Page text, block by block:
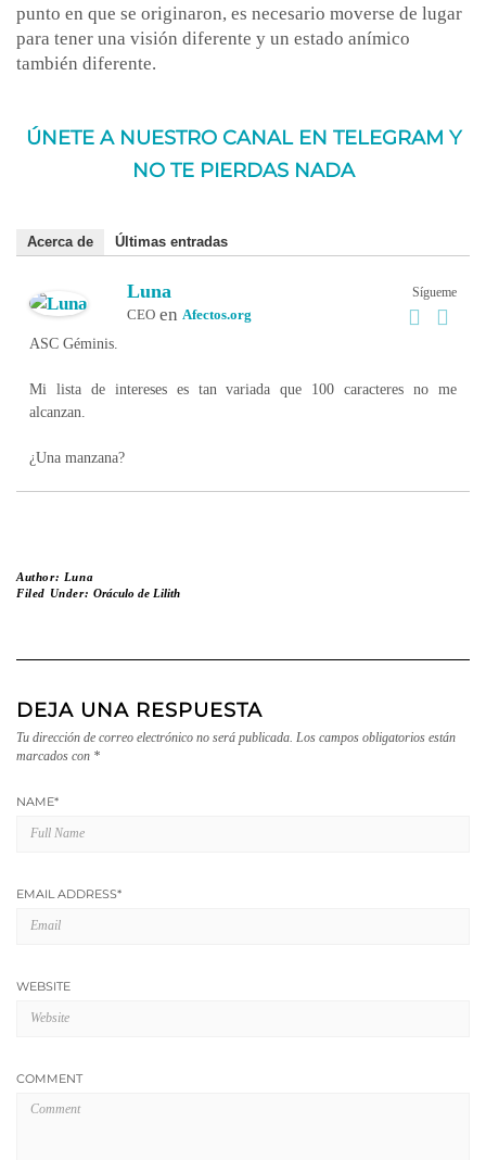
punto en que se originaron, es necesario moverse de lugar
para tener una visión diferente y un estado anímico
también diferente.
ÚNETE A NUESTRO CANAL EN TELEGRAM Y
NO TE PIERDAS NADA
Acerca de Últimas entradas
Sígueme
Luna
CEO en Afectos.org
ASC Géminis.
Mi lista de intereses es tan variada que 100 caracteres no me
alcanzan.
¿Una manzana?
Author: Luna
Filed Under: Oráculo de Lilith
DEJA UNA RESPUESTA
Tu dirección de correo electrónico no será publicada. Los campos obligatorios están
marcados con *
NAME*
EMAIL ADDRESS*
WEBSITE
COMMENT